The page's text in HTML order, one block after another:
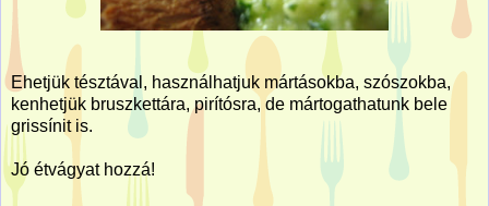
Ehetjük tésztával, használhatjuk mártásokba, szószokba,
kenhetjük bruszkettára, pirítósra, de mártogathatunk bele
grissínit is.
Jó étvágyat hozzá!